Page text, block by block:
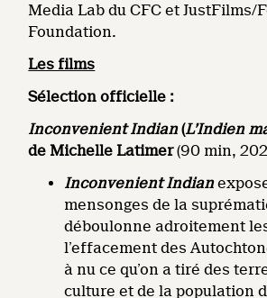
Media Lab du CFC et JustFilms/
Foundation.
Les films
Sélection officielle :
Inconvenient Indian(L’Indien
de Michelle Latimer(90 min,
Inconvenient Indian
mensonges de la
déboulonne adroitement
l’effacement des
à nu ce qu’on a tiré des
culture et de la population